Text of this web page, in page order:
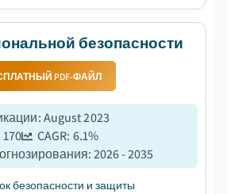
США в 2026 году до 20,8
США...
безопасности
PDF-ФАЙЛ
:August 2023
170 CAGR: 6.1%
:2026 - 2035
безопасности и защиты